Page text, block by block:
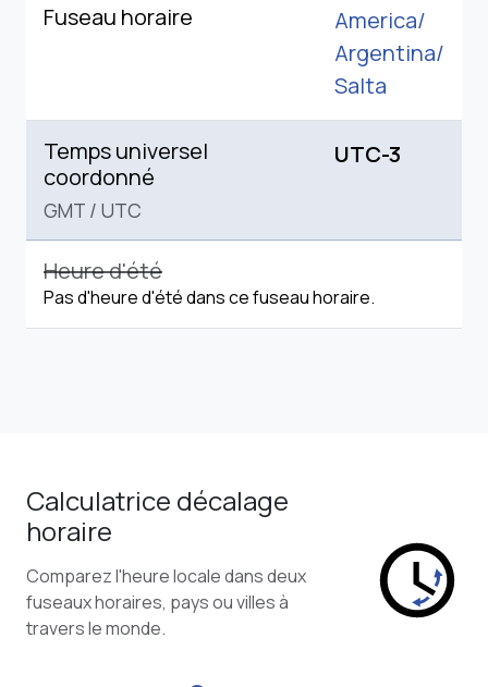
Fuseau horaire
America/
Argentina/
Salta
Temps universel
coordonné
GMT / UTC
UTC-3
Heure d'été
Pas d'heure d'été dans ce fuseau horaire.
Calculatrice décalage
horaire
Comparez l'heure locale dans deux
fuseaux horaires, pays ou villes à
travers le monde.